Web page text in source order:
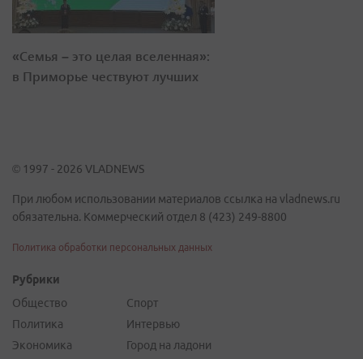
«Семья – это целая вселенная»:
в Приморье чествуют лучших
© 1997 - 2026 VLADNEWS
При любом использовании материалов ссылка на vladnews.ru
обязательна. Коммерческий отдел 8 (423) 249-8800
Политика обработки персональных данных
Рубрики
Общество
Политика
Экономика
Спорт
Интервью
Город на ладони